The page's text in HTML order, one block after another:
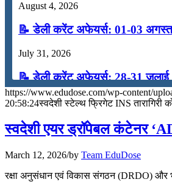
August 4, 2026
📝 डेली करेंट अफेयर्स: 01-03
July 31, 2026
📝 डेली करेंट अफेयर्स: 28-31 जुलाई
July 28, 2026
📝 डेली करेंट अफेयर्स: 25-27 जुलाई
📝 डेली करेंट अफेयर्स: 22-24 जुलाई
https://www.edudose.com/wp-content/
20:58:24स्वदेशी स्टेल्थ फ्रिगेट INS तारागिरी
स्वदेशी एयर ड्रॉपेबल कंटेनर
March 12, 2026/by Team EduDose
रक्षा अनुसंधान एवं विकास संगठन (DRDO) और